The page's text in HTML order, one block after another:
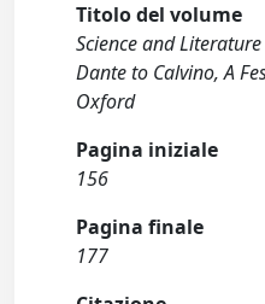
Titolo del volume
Science and
Dante to Calvino, A
Oxford
Pagina iniziale
156
Pagina finale
177